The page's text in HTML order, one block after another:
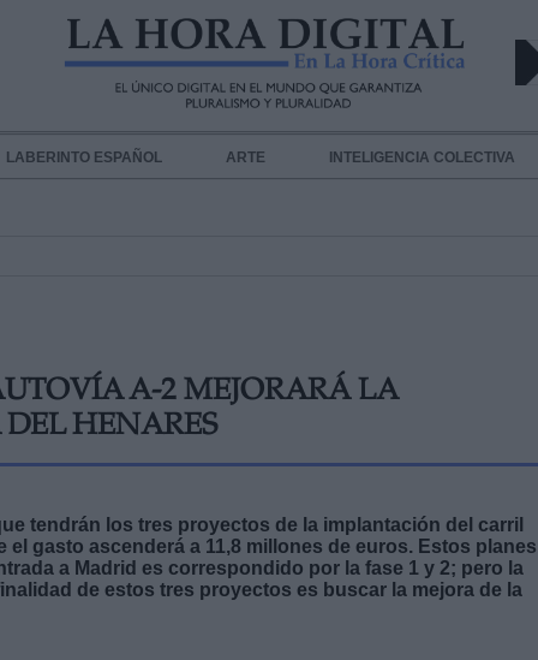
LABERINTO ESPAÑOL ARTE INTELIGENCIA COLECTIVA
A-2 MEJORARÁ LA
HENARES
tendrán los tres proyectos de la implantación del carril
el gasto ascenderá a 11,8 millones de euros. Estos planes
a Madrid es correspondido por la fase 1 y 2; pero la
de estos tres proyectos es buscar la mejora de la